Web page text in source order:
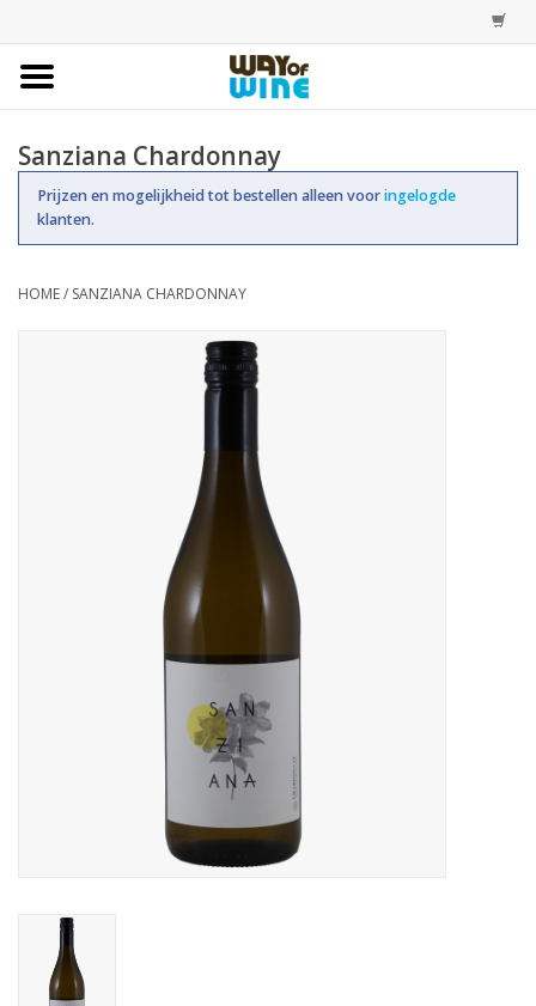
Bestellingen
Assortiment
Sanziana Chardonnay
Prijzen en mogelijkheid tot bestellen alleen vooringelogde
klanten.
HOME/ SANZIANA CHARDONNAY